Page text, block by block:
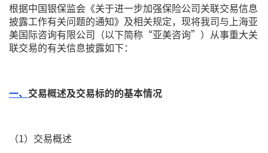
根据中国银保监会《关于进一步加强保险公司关联交易信息
披露工作有关问题的通知》及相关规定，现将我司与上海亚
美国际咨询有限公司（以下简称“亚美咨询”）从事重大关
联交易的有关信息披露如下：
一、 交易概述及交易标的的基本情况
（1）交易概述